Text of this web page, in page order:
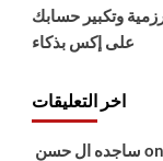
وتكبير حسابك
على إكس بذكاء
اخر التعليقات
ساجده ال حسن on